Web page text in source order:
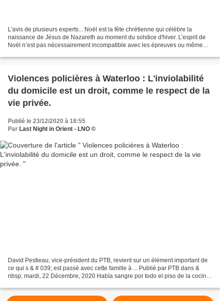
L'avis de plusieurs experts... Noël est la fête chrétienne qui célèbre la
naissance de Jésus de Nazareth au moment du solstice d'hiver. L’esprit de
Noël n’est pas nécessairement incompatible avec les épreuves ou même
Violences policières à Waterloo : L'inviolabilité
du domicile est un droit, comme le respect de la
vie privée.
Publié le 23/12/2020 à 18:55
Par Last Night in Orient - LNO ©
David Pestieau, vice-président du PTB, revient sur un élément important de
ce qui s & # 039; est passé avec cette famille à ... Publié par PTB dans &
nbsp; mardi, 22 Décembre, 2020 Había sangre por todo el piso de la cocina,